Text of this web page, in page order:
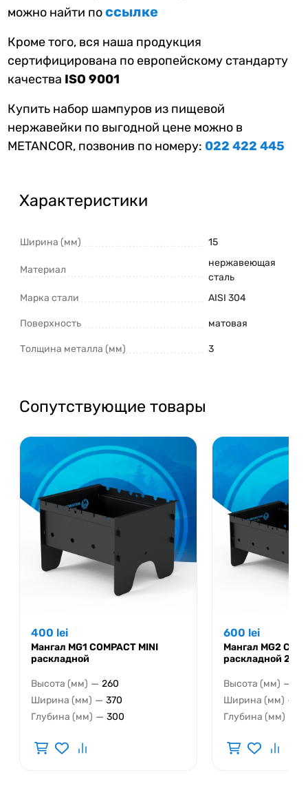
можно найти поссылке
Кроме того, вся наша продукция
сертифицирована по европейскому стандарту
качества ISO 9001
Купить набор шампуров из пищевой
нержавейки по выгодной цене можно в
METANCOR, позвонив по номеру: 022 422 445
Характеристики
Ширина (мм) 15
Материал
нержавеющая
сталь
Марка стали
AISI 304
Поверхность матовая
Толщина металла (мм) 3
Сопутствующие товары
400 lei
Мангал MG1 COMPACT MINI
раскладной
Высота (мм) — 260
Ширина (мм) — 370
Глубина (мм) — 300
600 lei
Мангал MG2
раскладной 2мм
Высота (мм) —
Ширина (мм) —
Глубина (мм)